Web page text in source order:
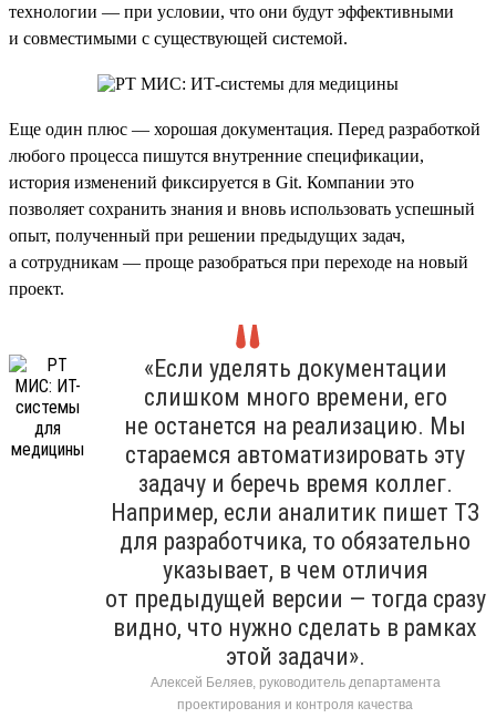
технологии — при условии, что они будут эффективными
и совместимыми с существующей системой.
Еще один плюс — хорошая документация. Перед разработкой
любого процесса пишутся внутренние спецификации,
история изменений фиксируется в Git. Компании это
позволяет сохранить знания и вновь использовать успешный
опыт, полученный при решении предыдущих задач,
а сотрудникам — проще разобраться при переходе на новый
проект.
«Если уделять документации
слишком много времени, его
не останется на реализацию. Мы
стараемся автоматизировать эту
задачу и беречь время коллег.
Например, если аналитик пишет ТЗ
для разработчика, то обязательно
указывает, в чем отличия
от предыдущей версии — тогда сразу
видно, что нужно сделать в рамках
этой задачи».
Алексей Беляев, руководитель департамента
проектирования и контроля качества